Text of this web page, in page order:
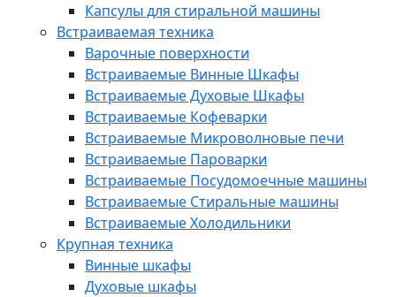
Капсулы для стиральной машины
Встраиваемая техника
Варочные поверхности
Встраиваемые Винные Шкафы
Встраиваемые Духовые Шкафы
Встраиваемые Кофеварки
Встраиваемые Микроволновые печи
Встраиваемые Пароварки
Встраиваемые Посудомоечные машины
Встраиваемые Стиральные машины
Встраиваемые Холодильники
Крупная техника
Винные шкафы
Духовые шкафы